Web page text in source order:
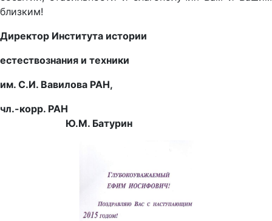
близким!
Директор Института истории
естествознания и техники
им. С.И. Вавилова РАН,
чл.-корр. РАН
Ю.М. Батурин